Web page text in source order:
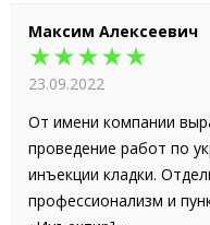
Максим Алексеевич
★★★★★
23.09.2022
От имени компании
проведение работ по
инъекции кладки.
профессионализм и